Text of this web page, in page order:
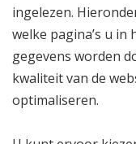
ingelezen.
welke pagina’s u in
gegevens worden
kwaliteit van de
optimaliseren.